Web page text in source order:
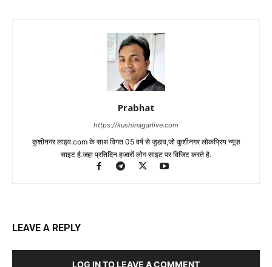
Prabhat
https://kushinagarlive.com
कुशीनगर लाइव.com के साथ विगत 05 वर्ष से जुडाव,जो कुशीनगर लोकप्रिय न्यूज़
साइट है.जहा प्रतिदिन हजारों लोग साइट पर विजिट करते है.
LEAVE A REPLY
LOG IN TO LEAVE A COMMENT